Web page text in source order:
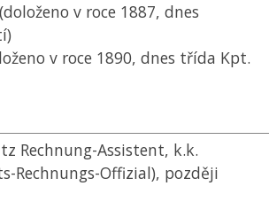
v roce 1887, dnes
v roce 1890, dnes třída Kpt.
Rechnung-Assistent, k.k.
Rechnungs-Offizial), později